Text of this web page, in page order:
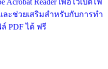
Reader เพื่อไว้เปิดไฟ
ละช่วยเสริมสำหรับกับการทำ
PDF ได้ ฟรี